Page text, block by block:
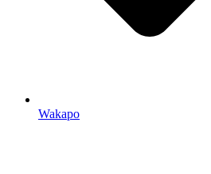
Wakapo